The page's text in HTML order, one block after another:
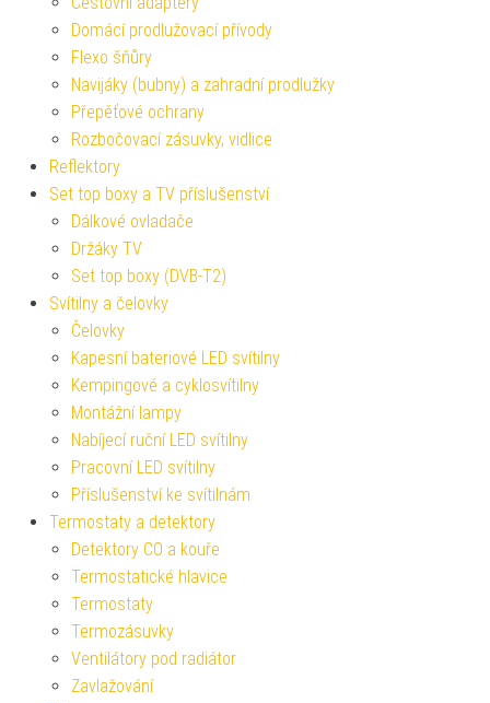
Domácí prodlužovací přívody
Flexo šňůry
Navijáky (bubny) a zahradní prodlužky
Přepěťové ochrany
Rozbočovací zásuvky, vidlice
Reflektory
Set top boxy a TV příslušenství
Dálkové ovladače
Držáky TV
Set top boxy (DVB-T2)
Svítilny a čelovky
Čelovky
Kapesní bateriové LED svítilny
Kempingové a cyklosvítilny
Montážní lampy
Nabíjecí ruční LED svítilny
Pracovní LED svítilny
Příslušenství ke svítilnám
Termostaty a detektory
Detektory CO a kouře
Termostatické hlavice
Termostaty
Termozásuvky
Ventilátory pod radiátor
Zavlažování